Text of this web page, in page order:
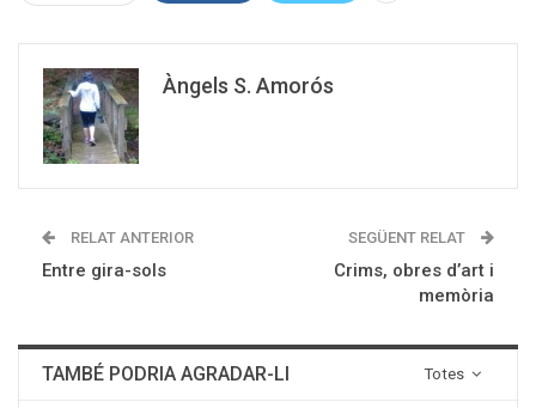
Àngels S. Amorós
RELAT ANTERIOR
Entre gira-sols
SEGÜENT RELAT
Crims, obres d’art i
memòria
Totes
TAMBÉ PODRIA AGRADAR-LI